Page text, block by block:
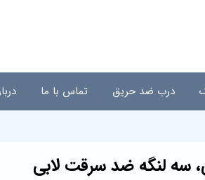
درب ضد حریق تماس با ما
سه لنگه ضد سرقت لابی